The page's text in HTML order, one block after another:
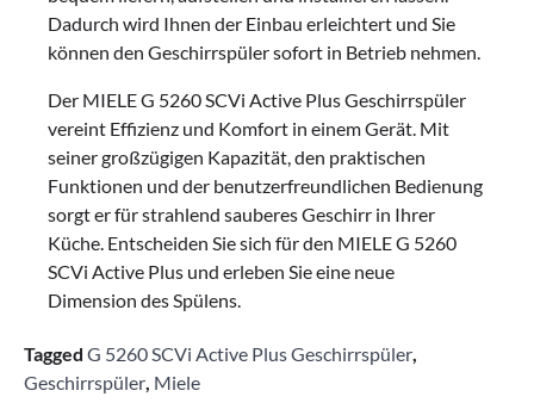
Dadurch wird Ihnen der Einbau erleichtert und Sie
können den Geschirrspüler sofort in Betrieb nehmen.
Der MIELE G 5260 SCVi Active Plus Geschirrspüler
vereint Effizienz und Komfort in einem Gerät. Mit
seiner großzügigen Kapazität, den praktischen
Funktionen und der benutzerfreundlichen Bedienung
sorgt er für strahlend sauberes Geschirr in Ihrer
Küche. Entscheiden Sie sich für den MIELE G 5260
SCVi Active Plus und erleben Sie eine neue
Dimension des Spülens.
Tagged G 5260 SCVi Active Plus Geschirrspüler,
Geschirrspüler, Miele